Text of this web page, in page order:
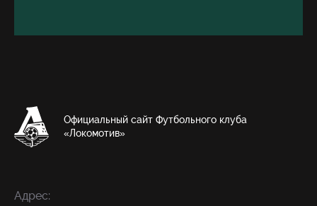
Официальный сайт Футбольного клуба
«Локомотив»
Адрес: